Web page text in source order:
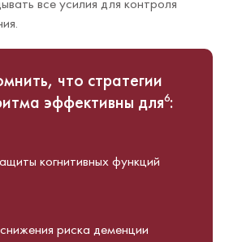
что cтратегии
эффективны для6:
когнитивных функций
снижения риска деменции